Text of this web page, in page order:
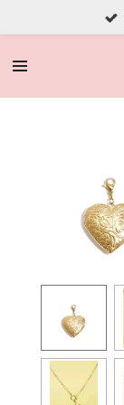
direct
naar
hoofdinhoud